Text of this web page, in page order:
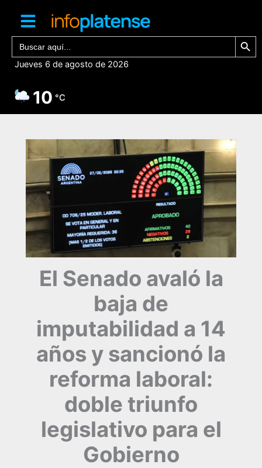
contenido
Buscar: Botón de
Jueves 6 de agosto de 2026
10 °C
El Senado avaló la
baja de
imputabilidad a 14
años y sancionó la
reforma laboral:
doble triunfo
legislativo para el
Gobierno